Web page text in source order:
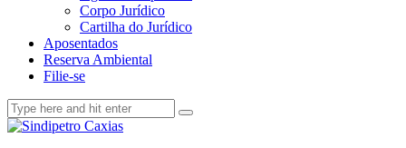
Corpo Jurídico
Cartilha do Jurídico
Aposentados
Reserva Ambiental
Filie-se